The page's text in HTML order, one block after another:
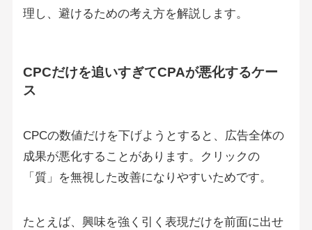
理し、避けるための考え方を解説します。
CPCだけを追いすぎてCPAが悪化するケー
ス
CPCの数値だけを下げようとすると、広告全体の
成果が悪化することがあります。クリックの
「質」を無視した改善になりやすいためです。
たとえば、興味を強く引く表現だけを前面に出せ